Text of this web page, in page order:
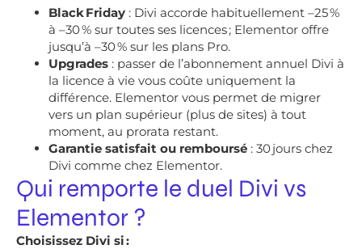
Black Friday : Divi accorde habituellement –25 %
à –30 % sur toutes ses licences ; Elementor offre
jusqu’à –30 % sur les plans Pro.
Upgrades : passer de l’abonnement annuel Divi à
la licence à vie vous coûte uniquement la
différence. Elementor vous permet de migrer
vers un plan supérieur (plus de sites) à tout
moment, au prorata restant.
Garantie satisfait ou remboursé : 30 jours chez
Divi comme chez Elementor.
Qui remporte le duel Divi vs
Elementor ?
Choisissez Divi si :